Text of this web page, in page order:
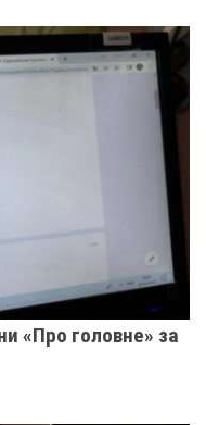
«Про головне» за